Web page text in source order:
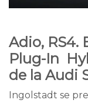
Adio, RS4.
Plug-In
de la Audi
Ingolstadt se